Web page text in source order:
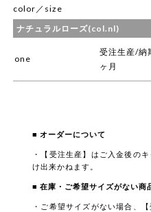
color／size
ナチュラルローズ(col.nl)
one
受注生産/納
ヶ月
■ オーダーについて
・【受注生産】はご入金後の
け出来かねます。
■ 在庫・ご希望サイズがない商
・ご希望サイズがない場合、